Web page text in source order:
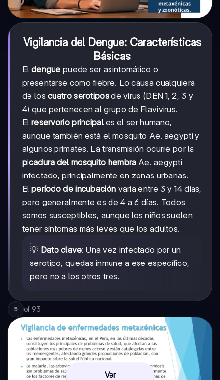
Vigilancia del Dengue: Características
Básicas
El dengue puede ser asintomático o
presentarse como fiebre. Lo causa cualquiera
de loscuatro serotiposde virus (DEN 1, 2, 3 y
4) que pertenecen al grupo de Flavivirus.
El reservorio principales el ser humano,
aunque también está el mosquito Ae. aegypti y
algunos primates. La transmisión ocurre por la
picadura del mosquito hembra Ae. aegypti
infectado, principalmente en zonas urbanas.
El período de incubación varía entre 3 y 14 días,
pero generalmente es de 4 a 6 días. Todos
somos susceptibles, aunque los niños suelen
tener síntomas más leves que los adultos.
💡 Dato clave: Una vez infectado por un
serotipo, quedas inmune a ese específico,
pero no a los otros tres.
5 of 93
Ver